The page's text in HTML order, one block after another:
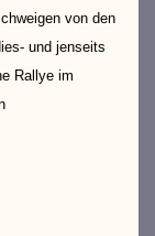
von den
und jenseits
Rallye im